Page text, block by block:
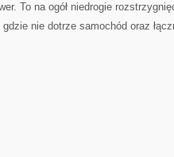
To na ogół niedrogie
nie dotrze samochód oraz